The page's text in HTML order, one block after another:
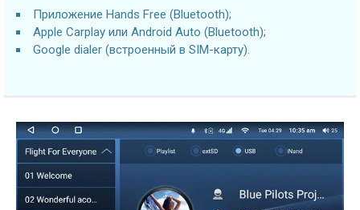
Приложение Hands Free (Bluetooth);
Apple Carplay или Android Auto (Bluetooth);
Google dialer (встроенный в SIM-карту).